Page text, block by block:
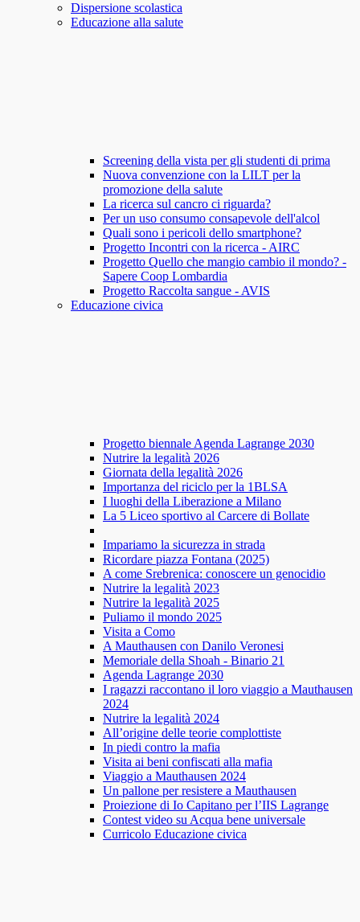
Dispersione scolastica
Educazione alla salute
Screening della vista per gli studenti di prima
Nuova convenzione con la LILT per la
promozione della salute
La ricerca sul cancro ci riguarda?
Per un uso consumo consapevole dell'alcol
Quali sono i pericoli dello smartphone?
Progetto Incontri con la ricerca - AIRC
Progetto Quello che mangio cambio il mondo? -
Sapere Coop Lombardia
Progetto Raccolta sangue - AVIS
Educazione civica
Progetto biennale Agenda Lagrange 2030
Nutrire la legalità 2026
Giornata della legalità 2026
Importanza del riciclo per la 1BLSA
I luoghi della Liberazione a Milano
La 5 Liceo sportivo al Carcere di Bollate
Impariamo la sicurezza in strada
Ricordare piazza Fontana (2025)
A come Srebrenica: conoscere un genocidio
Nutrire la legalità 2023
Nutrire la legalità 2025
Puliamo il mondo 2025
Visita a Como
A Mauthausen con Danilo Veronesi
Memoriale della Shoah - Binario 21
Agenda Lagrange 2030
I ragazzi raccontano il loro viaggio a Mauthausen
2024
Nutrire la legalità 2024
All’origine delle teorie complottiste
In piedi contro la mafia
Visita ai beni confiscati alla mafia
Viaggio a Mauthausen 2024
Un pallone per resistere a Mauthausen
Proiezione di Io Capitano per l’IIS Lagrange
Contest video su Acqua bene universale
Curricolo Educazione civica